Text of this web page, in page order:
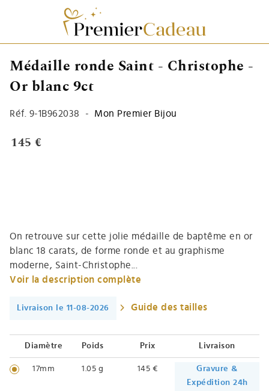
Médaille ronde Saint - Christophe -
Or blanc 9ct
Réf. 9-1B962038 - Mon Premier Bijou
145 €
On retrouve sur cette jolie médaille de baptême en or
blanc 18 carats, de forme ronde et au graphisme
moderne, Saint-Christophe...
Voir la description complète
Livraison le 11-08-2026 Guide des tailles
Diamètre Poids Prix Livraison
17mm 1.05 g 145 €
Gravure &
Expédition 24h